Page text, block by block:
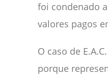
foi condenado
valores pagos
O caso de
porque